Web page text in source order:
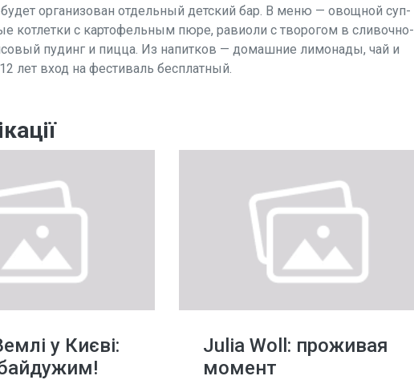
организован отдельный детский бар. В меню — овощной суп-
котлетки с картофельным пюре, равиоли с творогом в сливочно-
пудинг и пицца. Из напитков — домашние лимонады, чай и
лет вход на фестиваль бесплатный.
у Києві:
Julia Woll: проживая
момент